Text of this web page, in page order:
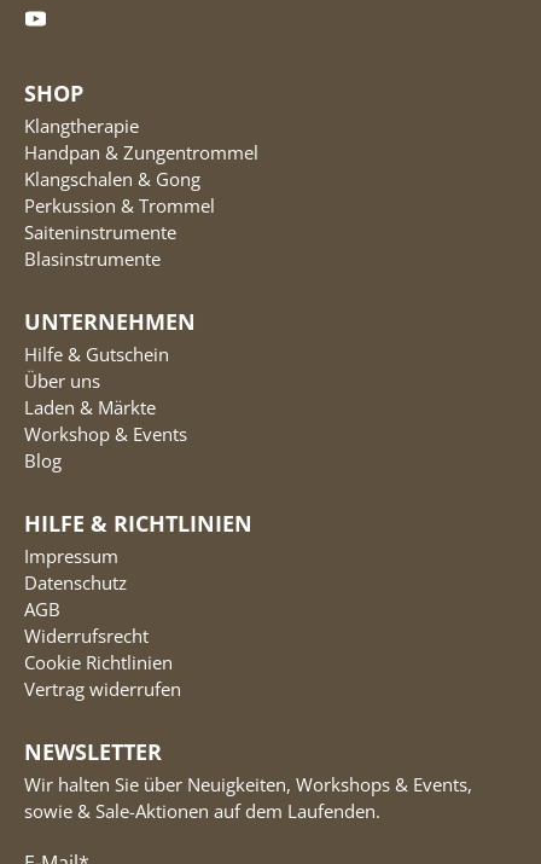
SHOP
Klangtherapie
Handpan & Zungentrommel
Klangschalen & Gong
Perkussion & Trommel
Saiteninstrumente
Blasinstrumente
UNTERNEHMEN
Hilfe & Gutschein
Über uns
Laden & Märkte
Workshop & Events
Blog
HILFE & RICHTLINIEN
Impressum
Datenschutz
AGB
Widerrufsrecht
Cookie Richtlinien
Vertrag widerrufen
NEWSLETTER
Wir halten Sie über Neuigkeiten, Workshops & Events,
sowie & Sale-Aktionen auf dem Laufenden.